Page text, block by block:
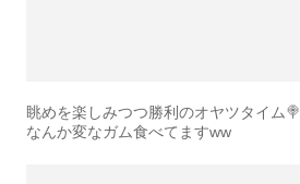
眺めを楽しみつつ勝利のオヤツタイム🍭
なんか変なガム食べてますww